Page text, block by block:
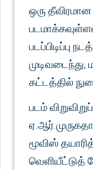
ஒரு
படப்பிடிப்பு
கட்டத்தில்
படம்
மூவிஸ்
வெளியீட்டுத்